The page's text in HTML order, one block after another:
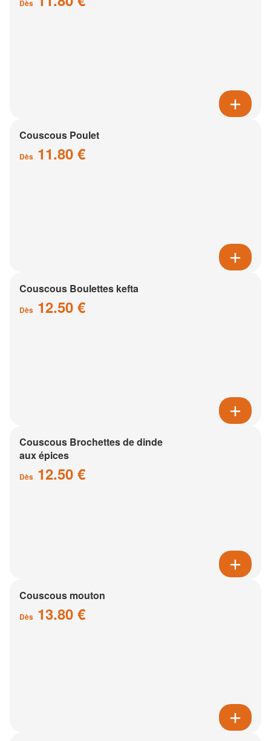
Dès
Couscous Poulet
Dès 11.80 €
Couscous Boulettes kefta
Dès 12.50 €
Couscous Brochettes de dinde
aux épices
Dès 12.50 €
Couscous mouton
Dès 13.80 €